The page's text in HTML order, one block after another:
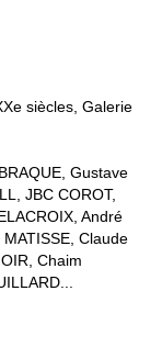
siècles, Galerie
Gustave
JBC COROT,
André
Claude
Chaim